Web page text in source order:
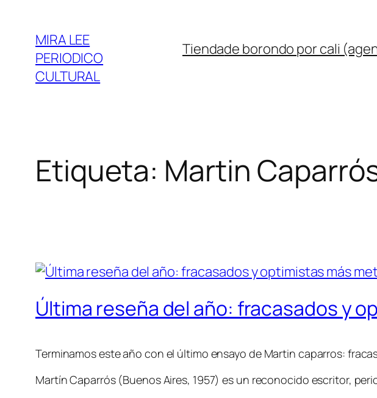
contenido
MIRA LEE
PERIODICO
CULTURAL
Tiendade borondo por cali
Etiqueta: Martin
Última reseña del año: fracasados y
Terminamos este año con el último ensayo de Martin caparros:
Martín Caparrós (Buenos Aires, 1957) es un reconocido escritor,